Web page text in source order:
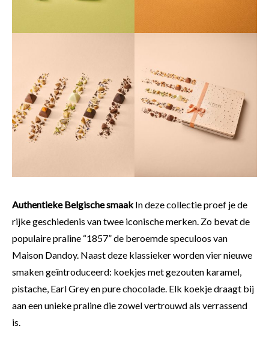
Authentieke Belgische smaakIn deze collectie proef je de
rijke geschiedenis van twee iconische merken. Zo bevat de
populaire praline “1857” de beroemde speculoos van
Maison Dandoy. Naast deze klassieker worden vier nieuwe
smaken geïntroduceerd: koekjes met gezouten karamel,
pistache, Earl Grey en pure chocolade. Elk koekje draagt bij
aan een unieke praline die zowel vertrouwd als verrassend
is.